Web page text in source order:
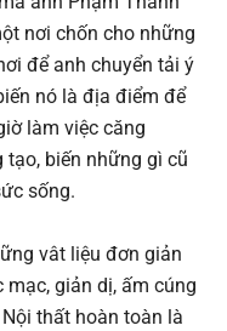
nơi chốn cho những
để anh chuyển tải ý
nó là địa điểm để
làm việc căng
tạo, biến những gì cũ
sống.
vât liệu đơn giản
giản dị, ấm cúng
thất hoàn toàn là